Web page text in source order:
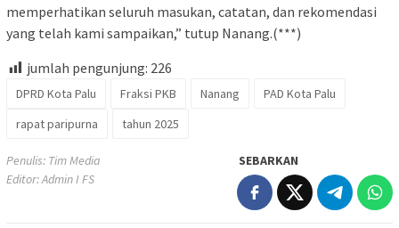
memperhatikan seluruh masukan, catatan, dan rekomendasi
yang telah kami sampaikan,” tutup Nanang.(***)
jumlah pengunjung: 226
DPRD Kota Palu Fraksi PKB Nanang
PAD Kota Palu
rapat paripurna
tahun 2025
Penulis: Tim Media
Editor: Admin I FS
SEBARKAN